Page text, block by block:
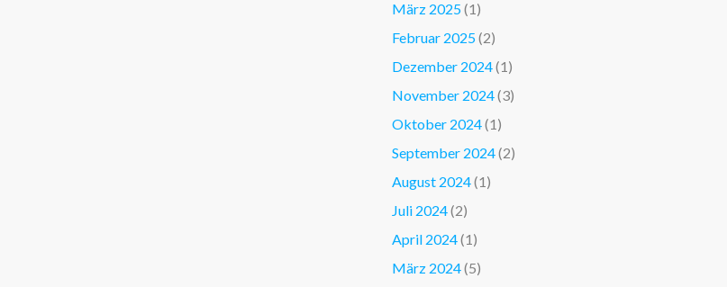
März 2025(1)
Februar 2025(2)
Dezember 2024(1)
November 2024(3)
Oktober 2024(1)
September 2024(2)
August 2024(1)
Juli 2024(2)
April 2024(1)
März 2024(5)